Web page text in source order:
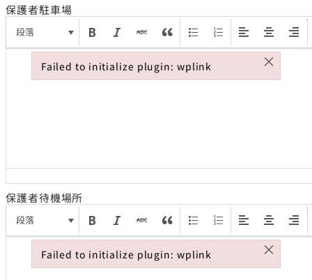
保護者駐車場
段落
保護者待機場所
段落
Failed to initialize plugin: wplink ×
Failed to initialize plugin: wplink
Failed to initialize plugin: wplink ×
Failed to initialize plugin: wplink